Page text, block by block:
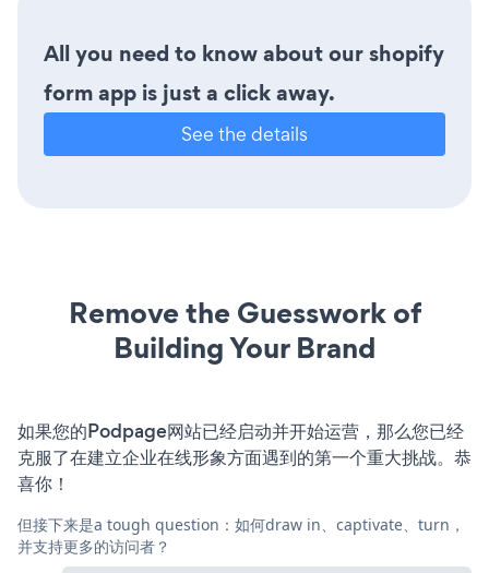
All you need to know about our shopify
form app is just a click away.
See the details
Remove the Guesswork of
Building Your Brand
如果您的Podpage网站已经启动并开始运营，那么您已经
克服了在建立企业在线形象方面遇到的第一个重大挑战。恭
喜你！
但接下来是a tough question：如何draw in、captivate、turn，
并支持更多的访问者？